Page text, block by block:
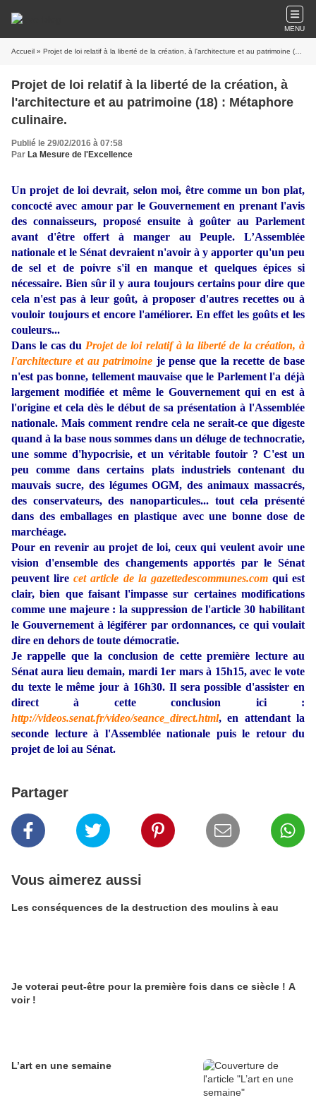
MENU
Accueil » Projet de loi relatif à la liberté de la création, à l'architecture et au patrimoine (18) : Métaphore culinaire.
Projet de loi relatif à la liberté de la création, à
l'architecture et au patrimoine (18) : Métaphore
culinaire.
Publié le 29/02/2016 à 07:58
Par La Mesure de l'Excellence
Un projet de loi devrait, selon moi, être comme un bon plat,
concocté avec amour par le Gouvernement en prenant l'avis
des connaisseurs, proposé ensuite à goûter au Parlement
avant d'être offert à manger au Peuple. L’Assemblée
nationale et le Sénat devraient n'avoir à y apporter qu'un peu
de sel et de poivre s'il en manque et quelques épices si
nécessaire. Bien sûr il y aura toujours certains pour dire que
cela n'est pas à leur goût, à proposer d'autres recettes ou à
vouloir toujours et encore l'améliorer. En effet les goûts et les
couleurs...
Dans le cas du Projet de loi relatif à la liberté de la création, à
l'architecture et au patrimoine je pense que la recette de base
n'est pas bonne, tellement mauvaise que le Parlement l'a déjà
largement modifiée et même le Gouvernement qui en est à
l'origine et cela dès le début de sa présentation à l'Assemblée
nationale. Mais comment rendre cela ne serait-ce que digeste
quand à la base nous sommes dans un déluge de technocratie,
une somme d'hypocrisie, et un véritable foutoir ? C'est un
peu comme dans certains plats industriels contenant du
mauvais sucre, des légumes OGM, des animaux massacrés,
des conservateurs, des nanoparticules... tout cela présenté
dans des emballages en plastique avec une bonne dose de
marchéage.
Pour en revenir au projet de loi, ceux qui veulent avoir une
vision d'ensemble des changements apportés par le Sénat
peuvent lirecet article de la gazettedescommunes.comqui est
clair, bien que faisant l'impasse sur certaines modifications
comme une majeure : la suppression de l'article 30 habilitant
le Gouvernement à légiférer par ordonnances, ce qui voulait
dire en dehors de toute démocratie.
Je rappelle que la conclusion de cette première lecture au
Sénat aura lieu demain, mardi 1er mars à 15h15, avec le vote
du texte le même jour à 16h30. Il sera possible d'assister en
direct à cette conclusion ici :
http://videos.senat.fr/video/seance_direct.html, en attendant la
seconde lecture à l'Assemblée nationale puis le retour du
projet de loi au Sénat.
Partager
Vous aimerez aussi
Les conséquences de la destruction des moulins à eau
Je voterai peut-être pour la première fois dans ce siècle ! A
voir !
L’art en une semaine